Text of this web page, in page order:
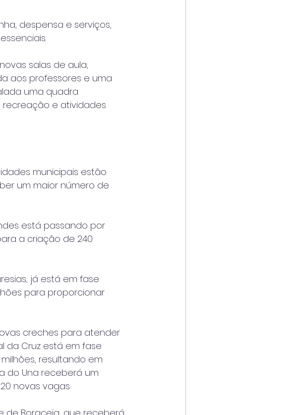
despensa e serviços,
salas de aula,
aos professores e uma
uma quadra
e atividades
municipais estão
um maior número de
está passando por
a criação de 240
já está em fase
para proporcionar
creches para atender
da Cruz está em fase
resultando em
do Una receberá um
novas vagas.